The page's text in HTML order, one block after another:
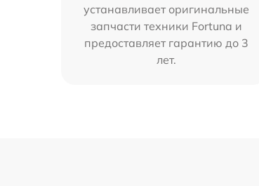
устанавливает оригинальные
запчасти техники Fortuna и
предоставляет гарантию до 3
лет.